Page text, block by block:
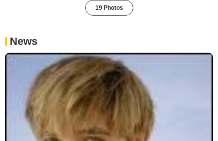
19 Photos
News